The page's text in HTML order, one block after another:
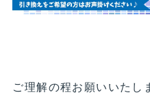
ご理解の程お願いいたし